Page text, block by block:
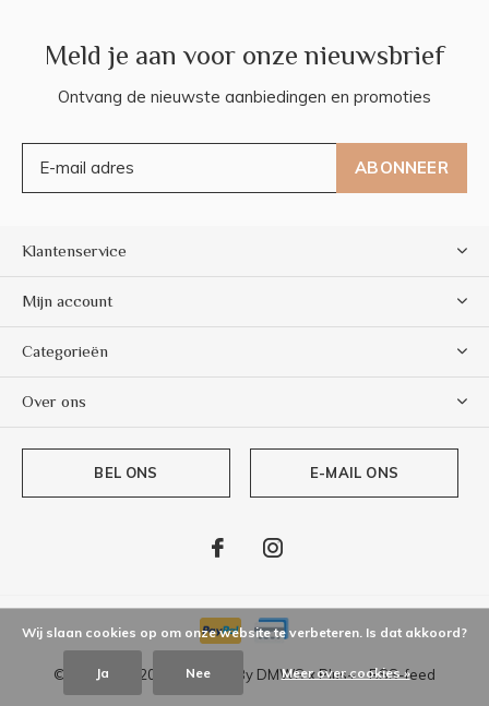
Meld je aan voor onze nieuwsbrief
Ontvang de nieuwste aanbiedingen en promoties
ABONNEER
Klantenservice
Mijn account
Categorieën
Over ons
BEL ONS E-MAIL ONS
© Copyright 2026 - Theme By DMWSxPlus+-RSS-feed
Wij slaan cookies op om onze website te verbeteren. Is dat akkoord?
Ja Nee Meer over cookies »